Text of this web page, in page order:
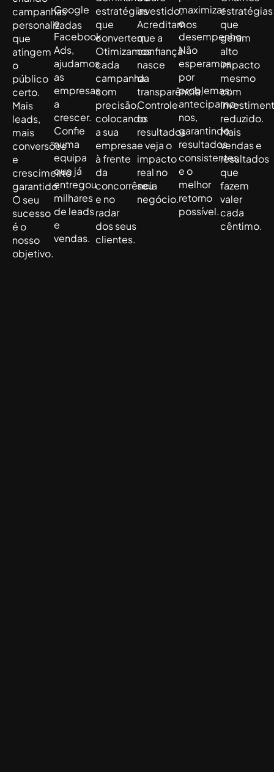
campanhas
personalizadas
que
atingem
o
público
certo.
Mais
leads,
mais
conversões
e
crescimento
garantido.
O seu
sucesso
é o
nosso
objetivo.
Google
e
Facebook
Ads,
ajudamos
as
empresas
a
crescer.
Confie
numa
equipa
que já
entregou
milhares
de leads
e
vendas.
estratégias
que
convertem.
Otimizamos
cada
campanha
com
precisão,
colocando
a sua
empresa
à frente
da
concorrência
e no
radar
dos seus
clientes.
investido.
Acreditamos
que a
confiança
nasce
da
transparência.
Controle
os
resultados
e veja o
impacto
real no
seu
negócio.
maximizar
o
desempenho.
Não
esperamos
por
problemas:
antecipamo-
nos,
garantindo
resultados
consistentes
e o
melhor
retorno
possível.
estratégias
que
geram
alto
impacto
mesmo
com
reduzido.
Mais
vendas e
resultados
que
fazem
valer
cada
cêntimo.